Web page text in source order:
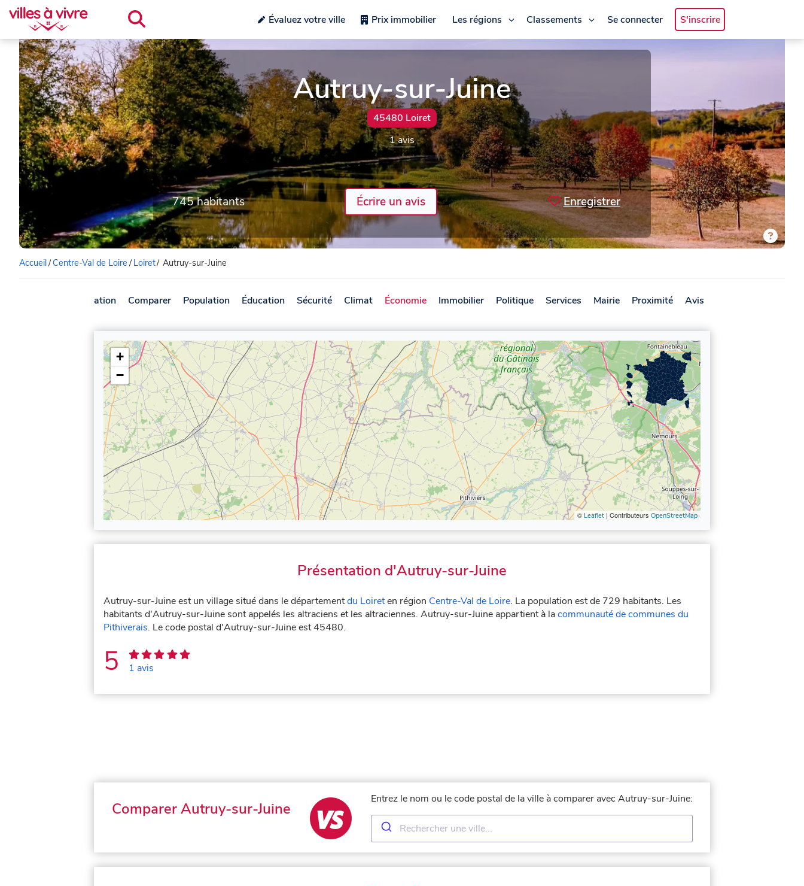
Évaluez votre ville Prix immobilier Les régions Classements Se connecter S'inscrire
Autruy-sur-Juine
45480 Loiret
1 avis
745 habitants Écrire un avis Enregistrer
Accueil/Centre-Val de Loire/ Loiret/ Autruy-sur-Juine
Présentation Comparer Population Éducation Sécurité Climat Économie Immobilier Politique Services Mairie Proximité Avis
+
−
© Leaflet | Contributeurs OpenStreetMap
Présentation d'Autruy-sur-Juine
Autruy-sur-Juine est un village situé dans le départementdu Loireten région Centre-Val de Loire. La population est de 729 habitants. Les
habitants d'Autruy-sur-Juine sont appelés les altraciens et les altraciennes. Autruy-sur-Juine appartient à lacommunauté de communes du
Pithiverais. Le code postal d'Autruy-sur-Juine est 45480.
5 1 avis
Comparer Autruy-sur-Juine
Entrez le nom ou le code postal de la ville à comparer avec Autruy-sur-Juine: